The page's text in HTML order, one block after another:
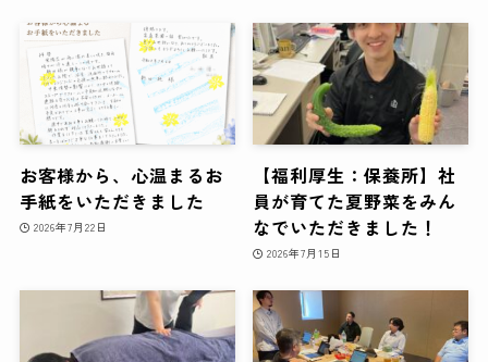
お客様から、心温まるお
手紙をいただきました
2026年7月22日
【福利厚生：保養所】社
員が育てた夏野菜をみん
なでいただきました！
2026年7月15日